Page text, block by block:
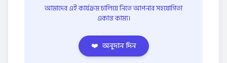
আমাদের এই কার্যক্রম চালিয়ে নিতে আপনার সহযোগিতা
একান্ত কাম্য।
❤️ অনুদান দিন